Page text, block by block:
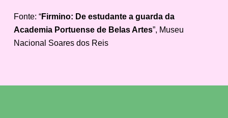
Fonte: “Firmino: De estudante a guarda da
Academia Portuense de Belas Artes”, Museu
Nacional Soares dos Reis